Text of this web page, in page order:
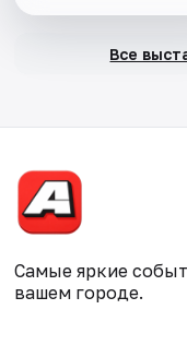
Все
Самые яркие
вашем городе.